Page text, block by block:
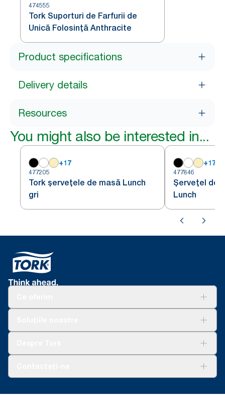
474555
Tork Suporturi de Farfurii de
Unică Folosință Anthracite
Product specifications
Delivery details
Resources
You might also be interested in...
+17
477205
Tork șervețele de masă Lunch
gri
+17
477846
Șervețel de
Lunch
Essity Hungary Kft. Professional Hygiene